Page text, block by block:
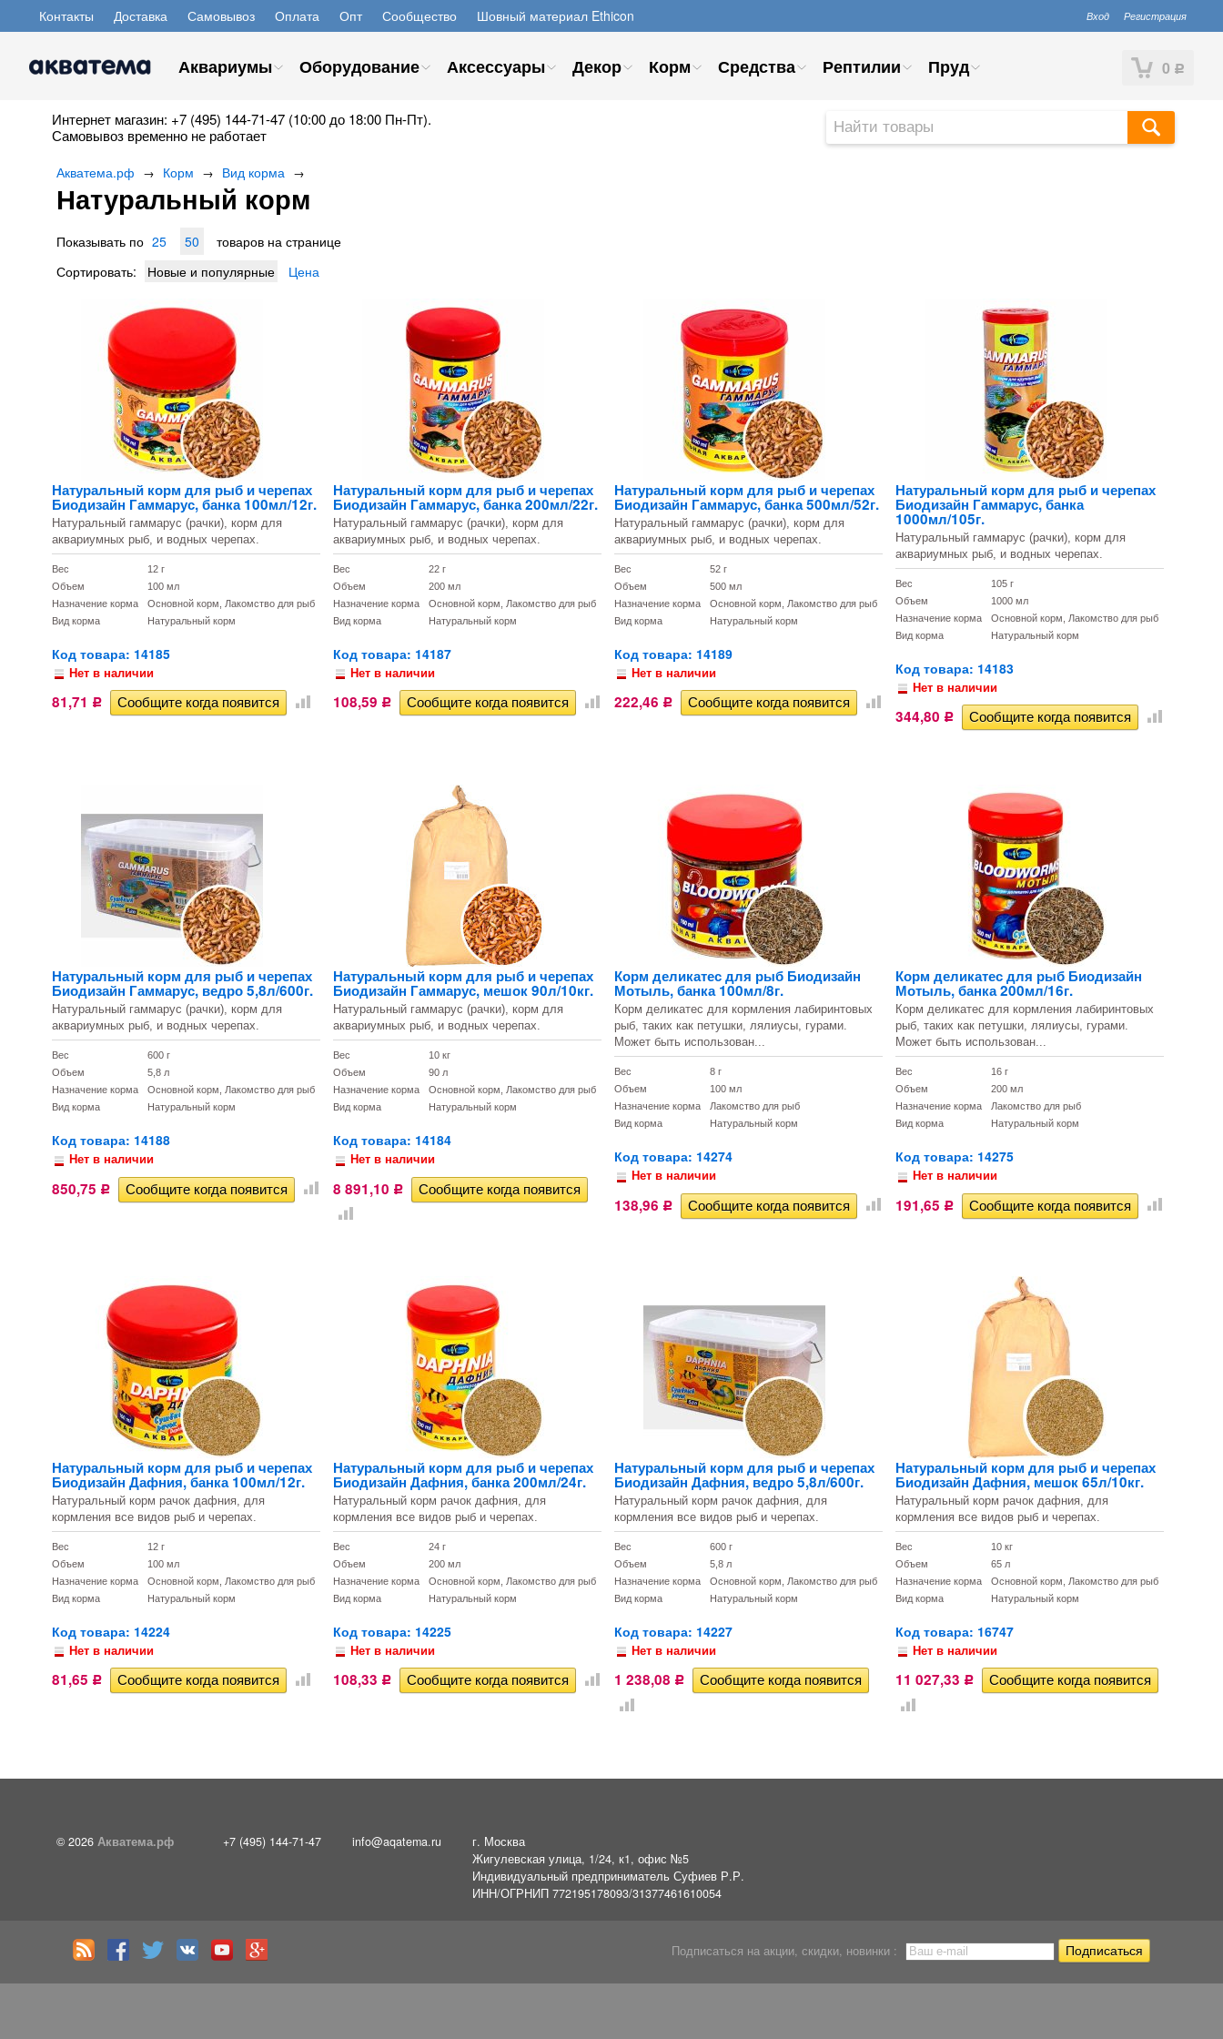
Контакты Доставка Самовывоз Оплата Опт Сообщество Шовный материал Ethicon Вход Регистрация
0 Р
Аквариумы Оборудование Аксессуары Декор Корм Средства Рептилии Пруд
Интернет магазин: +7 (495) 144-71-47 (10:00 до 18:00 Пн-Пт).
Самовывоз временно не работает
Акватема.рф → Корм → Вид корма →
Натуральный корм
Показывать по 25 50
товаров на странице
Сортировать:
Новые и популярные Цена
Натуральный корм для рыб и черепах
Биодизайн Гаммарус, банка 100мл/12г.
Натуральный гаммарус (рачки), корм для
аквариумных рыб, и водных черепах.
Вес
12 г
Объем
100 мл
Назначение корма
Основной корм, Лакомство для рыб
Вид корма
Натуральный корм
Код товара: 14185
Нет в наличии
81,71 Р
Натуральный корм для рыб и черепах
Биодизайн Гаммарус, банка 200мл/22г.
Натуральный гаммарус (рачки), корм для
аквариумных рыб, и водных черепах.
Вес
22 г
Объем
200 мл
Назначение корма
Основной корм, Лакомство для рыб
Вид корма
Натуральный корм
Код товара: 14187
Нет в наличии
108,59 Р
Натуральный корм для рыб и черепах
Биодизайн Гаммарус, банка 500мл/52г.
Натуральный гаммарус (рачки), корм для
аквариумных рыб, и водных черепах.
Вес
52 г
Объем
500 мл
Назначение корма
Основной корм, Лакомство для рыб
Вид корма
Натуральный корм
Код товара: 14189
Нет в наличии
222,46 Р
Натуральный корм для рыб и черепах
Биодизайн Гаммарус, банка
1000мл/105г.
Натуральный гаммарус (рачки), корм для
аквариумных рыб, и водных черепах.
Вес
105 г
Объем
1000 мл
Назначение корма
Основной корм, Лакомство для рыб
Вид корма
Натуральный корм
Код товара: 14183
Нет в наличии
344,80 Р
Натуральный корм для рыб и черепах
Биодизайн Гаммарус, ведро 5,8л/600г.
Натуральный гаммарус (рачки), корм для
аквариумных рыб, и водных черепах.
Вес
600 г
Объем
5,8 л
Назначение корма
Основной корм, Лакомство для рыб
Вид корма
Натуральный корм
Код товара: 14188
Нет в наличии
850,75 Р
Натуральный корм для рыб и черепах
Биодизайн Гаммарус, мешок 90л/10кг.
Натуральный гаммарус (рачки), корм для
аквариумных рыб, и водных черепах.
Вес
10 кг
Объем
90 л
Назначение корма
Основной корм, Лакомство для рыб
Вид корма
Натуральный корм
Код товара: 14184
Нет в наличии
8 891,10 Р
Корм деликатес для рыб Биодизайн
Мотыль, банка 100мл/8г.
Корм деликатес для кормления лабиринтовых
рыб, таких как петушки, лялиусы, гурами.
Может быть использован...
Вес
8 г
Объем
100 мл
Назначение корма
Лакомство для рыб
Вид корма
Натуральный корм
Код товара: 14274
Нет в наличии
138,96 Р
Корм деликатес для рыб Биодизайн
Мотыль, банка 200мл/16г.
Корм деликатес для кормления лабиринтовых
рыб, таких как петушки, лялиусы, гурами.
Может быть использован...
Вес
16 г
Объем
200 мл
Назначение корма
Лакомство для рыб
Вид корма
Натуральный корм
Код товара: 14275
Нет в наличии
191,65 Р
Натуральный корм для рыб и черепах
Биодизайн Дафния, банка 100мл/12г.
Натуральный корм рачок дафния, для
кормления все видов рыб и черепах.
Вес
12 г
Объем
100 мл
Назначение корма
Основной корм, Лакомство для рыб
Вид корма
Натуральный корм
Код товара: 14224
Нет в наличии
81,65 Р
Натуральный корм для рыб и черепах
Биодизайн Дафния, банка 200мл/24г.
Натуральный корм рачок дафния, для
кормления все видов рыб и черепах.
Вес
24 г
Объем
200 мл
Назначение корма
Основной корм, Лакомство для рыб
Вид корма
Натуральный корм
Код товара: 14225
Нет в наличии
108,33 Р
Натуральный корм для рыб и черепах
Биодизайн Дафния, ведро 5,8л/600г.
Натуральный корм рачок дафния, для
кормления все видов рыб и черепах.
Вес
600 г
Объем
5,8 л
Назначение корма
Основной корм, Лакомство для рыб
Вид корма
Натуральный корм
Код товара: 14227
Нет в наличии
1 238,08 Р
Натуральный корм для рыб и черепах
Биодизайн Дафния, мешок 65л/10кг.
Натуральный корм рачок дафния, для
кормления все видов рыб и черепах.
Вес
10 кг
Объем
65 л
Назначение корма
Основной корм, Лакомство для рыб
Вид корма
Натуральный корм
Код товара: 16747
Нет в наличии
11 027,33 Р
© 2026 Акватема.рф +7 (495) 144-71-47 info@aqatema.ru
г. Москва
Жигулевская улица, 1/24, к1, офис №5
Индивидуальный предприниматель Суфиев Р.Р.
ИНН/ОГРНИП 772195178093/31377461610054
Подписаться на акции, скидки, новинки :